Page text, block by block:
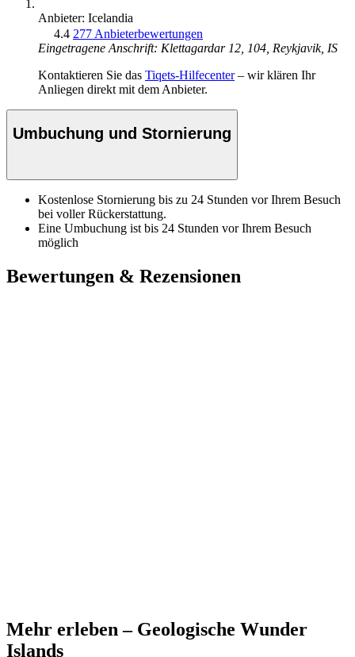
Anbieter: Icelandia
4.4 277 Anbieterbewertungen
Eingetragene Anschrift: Klettagardar 12, 104, Reykjavik, IS
Kontaktieren Sie das Tiqets-Hilfecenter– wir klären Ihr
Anliegen direkt mit dem Anbieter.
Umbuchung und Stornierung
Kostenlose Stornierung bis zu 24 Stunden vor Ihrem Besuch
bei voller Rückerstattung.
Eine Umbuchung ist bis 24 Stunden vor Ihrem Besuch
möglich
Bewertungen & Rezensionen
Mehr erleben – Geologische Wunder
Islands